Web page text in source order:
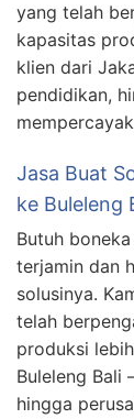
yang telah
kapasitas
klien dari
pendidikan,
Jasa Buat
ke Buleleng
Butuh
terjamin dan
solusinya.
telah
produksi
Buleleng Bali
hingga